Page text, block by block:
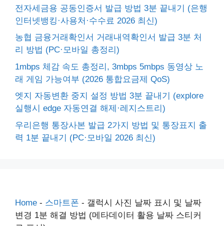
전자세금용 공동인증서 발급 방법 3분 끝내기 (은행
인터넷뱅킹·사용처·수수료 2026 최신)
농협 금융거래확인서 거래내역확인서 발급 3분 처
리 방법 (PC·모바일 총정리)
1mbps 체감 속도 총정리, 3mbps 5mbps 동영상 노
래 게임 가능여부 (2026 통합요금제 QoS)
엣지 자동변환 중지 설정 방법 3분 끝내기 (explore
실행시 edge 자동연결 해제·레지스트리)
우리은행 통장사본 발급 2가지 방법 및 통장표지 출
력 1분 끝내기 (PC·모바일 2026 최신)
Home - 스마트폰 - 갤럭시 사진 날짜 표시 및 날짜
변경 1분 해결 방법 (메타데이터 활용 날짜 스티커